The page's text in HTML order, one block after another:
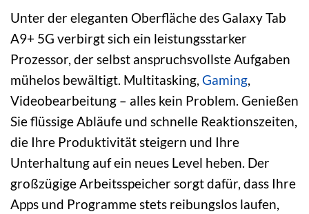
Unter der eleganten Oberfläche des Galaxy Tab
A9+ 5G verbirgt sich ein leistungsstarker
Prozessor, der selbst anspruchsvollste Aufgaben
mühelos bewältigt. Multitasking, Gaming,
Videobearbeitung – alles kein Problem. Genießen
Sie flüssige Abläufe und schnelle Reaktionszeiten,
die Ihre Produktivität steigern und Ihre
Unterhaltung auf ein neues Level heben. Der
großzügige Arbeitsspeicher sorgt dafür, dass Ihre
Apps und Programme stets reibungslos laufen,